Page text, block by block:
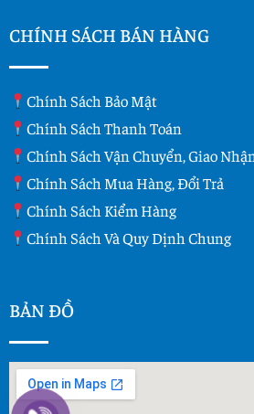
CHÍNH SÁCH BÁN HÀNG
Chính Sách Bảo Mật
Chính Sách Thanh Toán
Chính Sách Vận Chuyển, Giao Nhận
Chính Sách Mua Hàng, Đổi Trả
Chính Sách Kiểm Hàng
Chính Sách Và Quy Dịnh Chung
BẢN ĐỒ